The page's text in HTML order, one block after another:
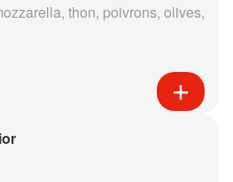
thon, poivrons, olives,